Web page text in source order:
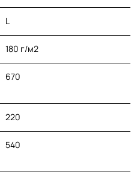
L
180 г/м2
670
220
540